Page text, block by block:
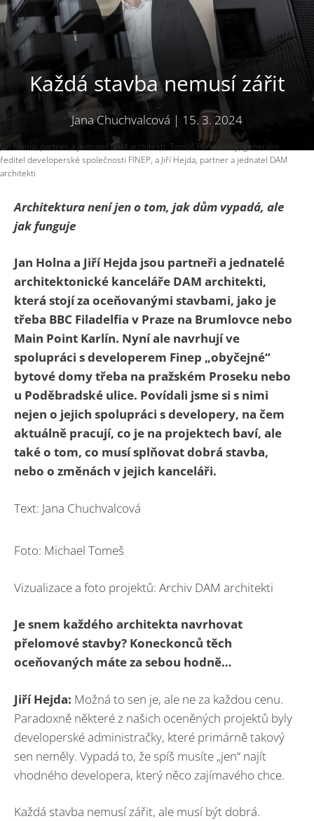
Každá stavba nemusí zářit
Jana Chuchvalcová | 15. 3. 2024
Jan Holna, partner a jednatel DAM architekti, Tomáš Pardubický, generální
ředitel developerské společnosti FINEP, a Jiří Hejda, partner a jednatel DAM
architekti
Architektura není jen o tom, jak dům vypadá, ale
jak funguje
Jan Holna a Jiří Hejda jsou partneři a jednatelé
architektonické kanceláře DAM architekti,
která stojí za oceňovanými stavbami, jako je
třeba BBC Filadelfia v Praze na Brumlovce nebo
Main Point Karlín. Nyní ale navrhují ve
spolupráci s developerem Finep „obyčejné“
bytové domy třeba na pražském Proseku nebo
u Poděbradské ulice. Povídali jsme si s nimi
nejen o jejich spolupráci s developery, na čem
aktuálně pracují, co je na projektech baví, ale
také o tom, co musí splňovat dobrá stavba,
nebo o změnách v jejich kanceláři.
Text: Jana Chuchvalcová
Foto: Michael Tomeš
Vizualizace a foto projektů: Archiv DAM architekti
Je snem každého architekta navrhovat
přelomové stavby? Koneckonců těch
oceňovaných máte za sebou hodně…
Jiří Hejda: Možná to sen je, ale ne za každou cenu.
Paradoxně některé z našich oceněných projektů byly
developerské administračky, které primárně takový
sen neměly. Vypadá to, že spíš musíte „jen“ najít
vhodného developera, který něco zajímavého chce.
Každá stavba nemusí zářit, ale musí být dobrá.